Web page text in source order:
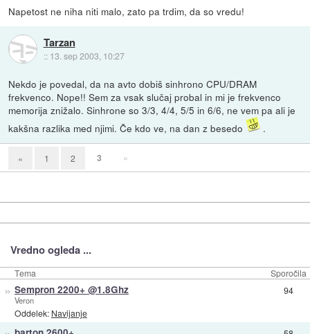
Napetost ne niha niti malo, zato pa trdim, da so vredu!
Tarzan
:: 13. sep 2003, 10:27
Nekdo je povedal, da na avto dobiš sinhrono CPU/DRAM
frekvenco. Nope!! Sem za vsak slučaj probal in mi je frekvenco
memorija znižalo. Sinhrone so 3/3, 4/4, 5/5 in 6/6, ne vem pa ali je
kakšna razlika med njimi. Če kdo ve, na dan z besedo
.
« 1 2 3 »
Vredno ogleda ...
Tema Sporočila
» Sempron 2200+ @1.8Ghz
Veron
Oddelek: Navijanje
94